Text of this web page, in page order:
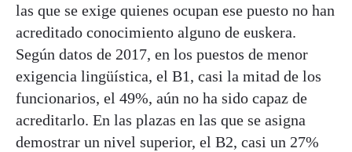
las que se exige quienes ocupan ese puesto no han
acreditado conocimiento alguno de euskera.
Según datos de 2017, en los puestos de menor
exigencia lingüística, el B1, casi la mitad de los
funcionarios, el 49%, aún no ha sido capaz de
acreditarlo. En las plazas en las que se asigna
demostrar un nivel superior, el B2, casi un 27%